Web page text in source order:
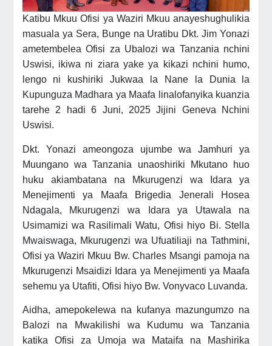
Katibu Mkuu Ofisi ya Waziri Mkuu anayeshughulikia
masuala ya Sera, Bunge na Uratibu Dkt. Jim Yonazi
ametembelea Ofisi za Ubalozi wa Tanzania nchini
Uswisi, ikiwa ni ziara yake ya kikazi nchini humo,
lengo ni kushiriki Jukwaa la Nane la Dunia la
Kupunguza Madhara ya Maafa linalofanyika kuanzia
tarehe 2 hadi 6 Juni, 2025 Jijini Geneva Nchini
Uswisi.
Dkt. Yonazi ameongoza ujumbe wa Jamhuri ya
Muungano wa Tanzania unaoshiriki Mkutano huo
huku akiambatana na Mkurugenzi wa Idara ya
Menejimenti ya Maafa Brigedia Jenerali Hosea
Ndagala, Mkurugenzi wa Idara ya Utawala na
Usimamizi wa Rasilimali Watu, Ofisi hiyo Bi. Stella
Mwaiswaga, Mkurugenzi wa Ufuatiliaji na Tathmini,
Ofisi ya Waziri Mkuu Bw. Charles Msangi pamoja na
Mkurugenzi Msaidizi Idara ya Menejimenti ya Maafa
sehemu ya Utafiti, Ofisi hiyo Bw. Vonyvaco Luvanda.
Aidha, amepokelewa na kufanya mazungumzo na
Balozi na Mwakilishi wa Kudumu wa Tanzania
katika Ofisi za Umoja wa Mataifa na Mashirika